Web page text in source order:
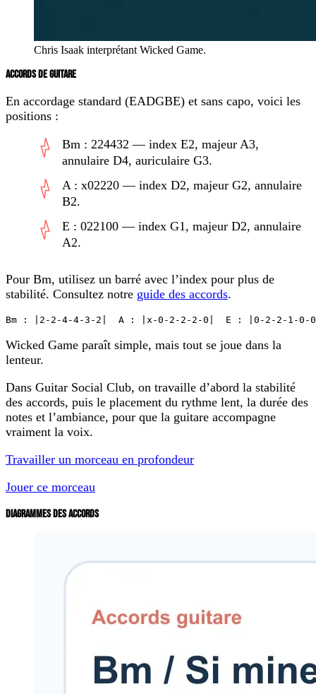
Chris Isaak interprétant Wicked Game.
ACCORDS DE GUITARE
En accordage standard (EADGBE) et sans capo, voici les
positions :
Bm : 224432 — index E2, majeur A3,
annulaire D4, auriculaire G3.
A : x02220 — index D2, majeur G2, annulaire
B2.
E : 022100 — index G1, majeur D2, annulaire
A2.
Pour Bm, utilisez un barré avec l’index pour plus de
stabilité. Consultez notre guide des accords.
Bm : |2-2-4-4-3-2|  A : |x-0-2-2-2-0|  E : |0-2-2-1-0-
Wicked Game paraît simple, mais tout se joue dans la
lenteur.
Dans Guitar Social Club, on travaille d’abord la stabilité
des accords, puis le placement du rythme lent, la durée des
notes et l’ambiance, pour que la guitare accompagne
vraiment la voix.
Travailler un morceau en profondeur
Jouer ce morceau
DIAGRAMMES DES ACCORDS